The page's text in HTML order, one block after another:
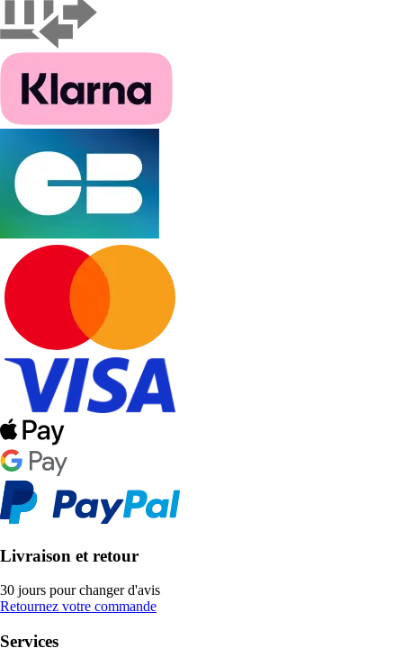
Livraison et retour
30 jours pour changer d'avis
Retournez votre commande
Services